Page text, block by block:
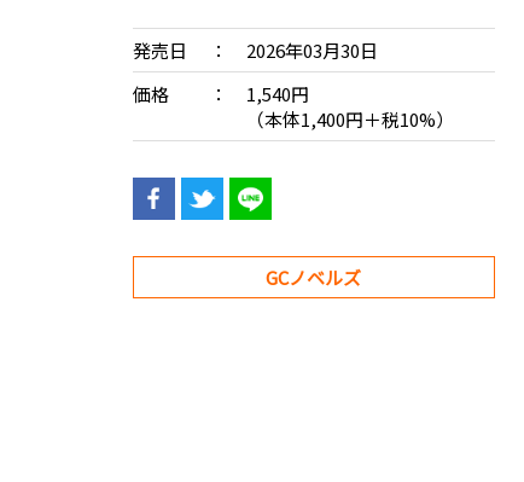
発売日
2026年03月30日
価格
1,540円
（本体1,400円＋税10%）
GCノベルズ